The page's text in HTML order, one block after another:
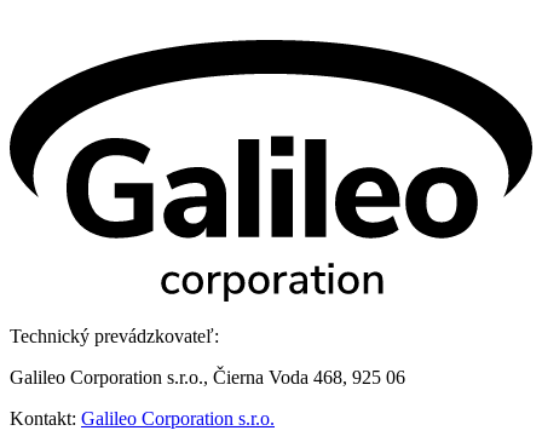
Technický prevádzkovateľ:
Galileo Corporation s.r.o., Čierna Voda 468, 925 06
Kontakt: Galileo Corporation s.r.o.